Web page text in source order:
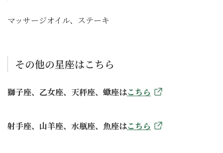
マッサージオイル、ステーキ
その他の星座はこちら
獅子座、乙女座、天秤座、蠍座はこちら
射手座、山羊座、水瓶座、魚座はこちら